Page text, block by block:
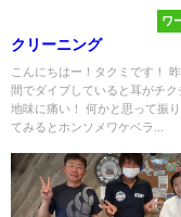
ワ
クリーニング
こんにちはー！タクミです！
間でダイブしていると耳がチク
地味に痛い！ 何かと思って振
てみるとホンソメワケベラ...